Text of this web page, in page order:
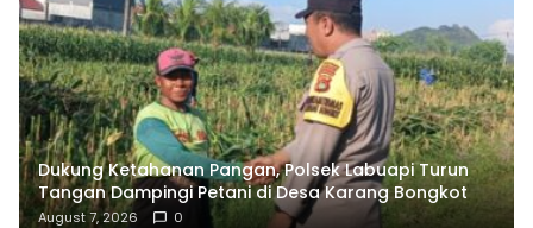
Dukung Ketahanan Pangan, Polsek Labuapi Turun
Tangan Dampingi Petani di Desa Karang Bongkot
August 7, 2026 0